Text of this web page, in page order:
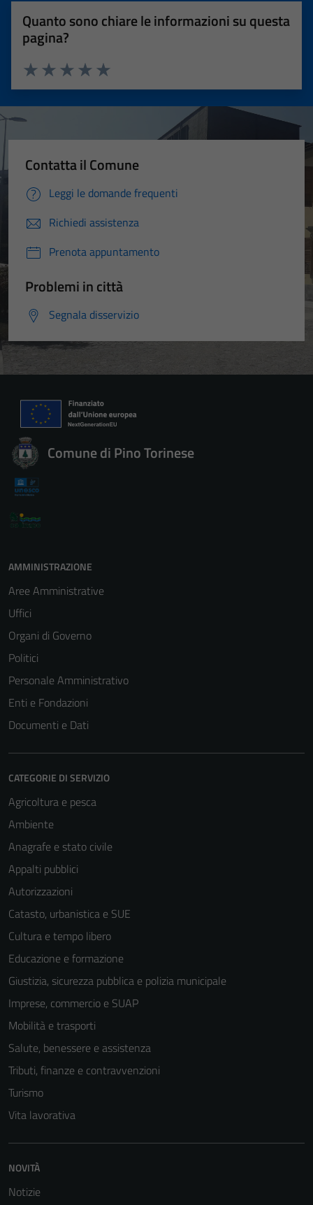
Quanto sono chiare le informazioni su questa
pagina?
Valuta 5 stelle su 5
Valuta 4 stelle su 5
Valuta 3 stelle su 5
Valuta 2 stelle su 5
Valuta 1 stelle su 5
Contatta il Comune
Leggi le domande frequenti
Richiedi assistenza
Prenota appuntamento
Problemi in città
Segnala disservizio
Comune di Pino Torinese
AMMINISTRAZIONE
Aree Amministrative
Uffici
Organi di Governo
Politici
Personale Amministrativo
Enti e Fondazioni
Documenti e Dati
CATEGORIE DI SERVIZIO
Agricoltura e pesca
Ambiente
Anagrafe e stato civile
Appalti pubblici
Autorizzazioni
Catasto, urbanistica e SUE
Cultura e tempo libero
Educazione e formazione
Giustizia, sicurezza pubblica e polizia municipale
Imprese, commercio e SUAP
Mobilità e trasporti
Salute, benessere e assistenza
Tributi, finanze e contravvenzioni
Turismo
Vita lavorativa
NOVITÀ
Notizie
Tecnici